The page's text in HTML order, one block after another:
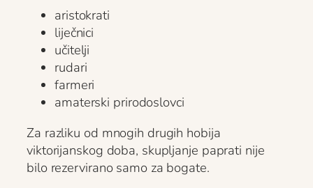
aristokrati
liječnici
učitelji
rudari
farmeri
amaterski prirodoslovci
Za razliku od mnogih drugih hobija
viktorijanskog doba, skupljanje paprati nije
bilo rezervirano samo za bogate.